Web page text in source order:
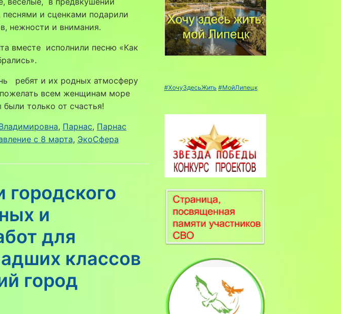
и сценками подарили
нежности и внимания.
вместе исполнили песню «Как
ребят и их родных атмосферу
пожелать всем женщинам море
только от счастья!
, Парнас, Парнас
с 8 марта, ЭкоСфера
городского
и
для
классов
город
#ХочуЗдесьЖить #МойЛипецк